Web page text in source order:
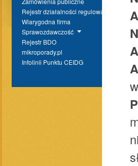
Rejestr działalności regulowanej
Wiarygodna firma
Sprawozdawczość
Rejestr BDO
mikroporady.pl
Infolinii Punktu CEIDG